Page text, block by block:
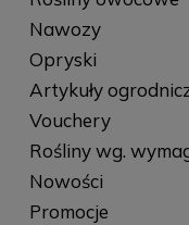
Nawozy
Opryski
Artykuły
Vouchery
Rośliny wg.
Nowości
Promocje